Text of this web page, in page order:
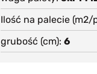
Ilość na palecie (m2/
grubość (cm) 6